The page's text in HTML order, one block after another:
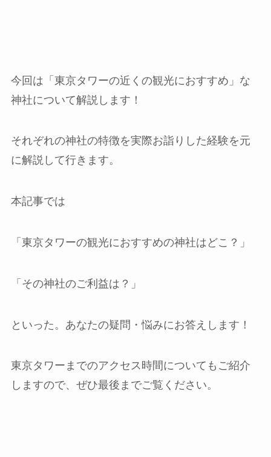
今回は「東京タワーの近くの観光におすすめ」な
神社について解説します！
それぞれの神社の特徴を実際お詣りした経験を元
に解説して行きます。
本記事では
「東京タワーの観光におすすめの神社はどこ？」
「その神社のご利益は？」
といった。あなたの疑問・悩みにお答えします！
東京タワーまでのアクセス時間についてもご紹介
しますので、ぜひ最後までご覧ください。